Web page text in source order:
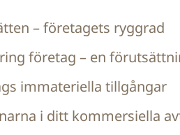
– företagets ryggrad
företag – en
immateriella tillgångar
i ditt kommersiella